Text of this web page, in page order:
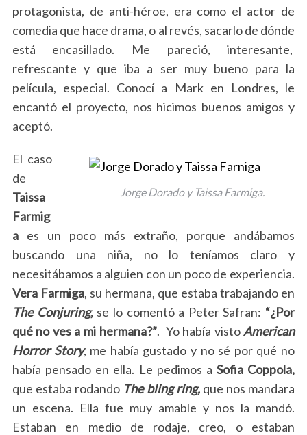
protagonista, de anti-héroe, era como el actor de
comedia que hace drama, o al revés, sacarlo de dónde
está encasillado. Me pareció, interesante,
refrescante y que iba a ser muy bueno para la
película, especial. Conocí a Mark en Londres, le
encantó el proyecto, nos hicimos buenos amigos y
aceptó.
Jorge Dorado y Taissa Farmiga.
El caso
de
Taissa
Farmig
aes un poco más extraño, porque andábamos
buscando una niña, no lo teníamos claro y
necesitábamos a alguien con un poco de experiencia.
Vera Farmiga, su hermana, que estaba trabajando en
The Conjuring,se lo comentó a Peter Safran: “¿Por
qué no ves a mi hermana?”. Yo había vistoAmerican
Horror Story, me había gustado y no sé por qué no
había pensado en ella. Le pedimos a Sofia Coppola,
que estaba rodando The bling ring,que nos mandara
un escena. Ella fue muy amable y nos la mandó.
Estaban en medio de rodaje, creo, o estaban